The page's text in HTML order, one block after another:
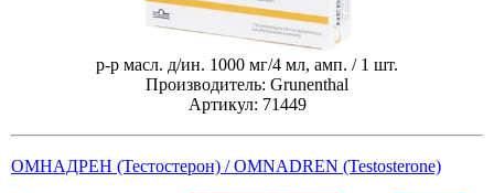
р-р масл. д/ин. 1000 мг/4 мл, амп. / 1 шт.
Производитель: Grunenthal
Артикул: 71449
ОМНАДРЕН (Тестостерон) / OMNADREN (Testosterone)